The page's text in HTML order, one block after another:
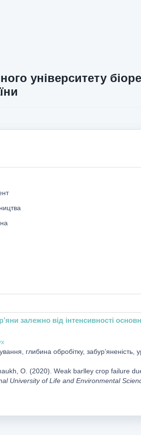
університету
залежно від інтенсивності
глибина обробітку, забур’яненість,
O. (2020). Weak barlley crop failure
University of Life and Environmental